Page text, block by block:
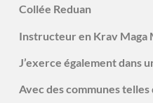
Collée Reduan
Instructeur en Krav Maga
J’exerce également dans
Avec des communes telles